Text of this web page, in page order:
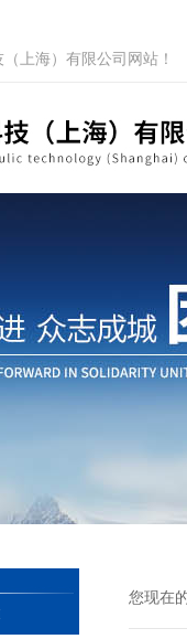
上海）有限公司网站！
您现在